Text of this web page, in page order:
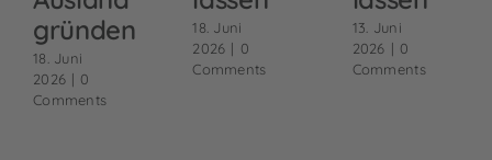
gründen
18. Juni
2026 | 0
Comments
18. Juni
2026 | 0
Comments
13. Juni
2026 | 0
Comments